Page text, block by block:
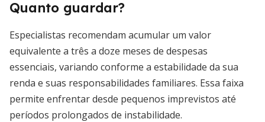
Quanto guardar?
Especialistas recomendam acumular um valor
equivalente a três a doze meses de despesas
essenciais, variando conforme a estabilidade da sua
renda e suas responsabilidades familiares. Essa faixa
permite enfrentar desde pequenos imprevistos até
períodos prolongados de instabilidade.